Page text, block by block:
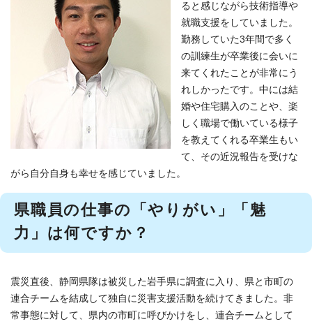
ると感じながら技術指導や
就職支援をしていました。
勤務していた3年間で多く
の訓練生が卒業後に会いに
来てくれたことが非常にう
れしかったです。中には結
婚や住宅購入のことや、楽
しく職場で働いている様子
を教えてくれる卒業生もい
て、その近況報告を受けな
がら自分自身も幸せを感じていました。
県職員の仕事の「やりがい」「魅
力」は何ですか？
震災直後、静岡県隊は被災した岩手県に調査に入り、県と市町の
連合チームを結成して独自に災害支援活動を続けてきました。非
常事態に対して、県内の市町に呼びかけをし、連合チームとして